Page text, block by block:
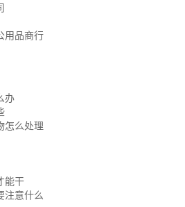
用品商行
办
怎么处理
能干
注意什么